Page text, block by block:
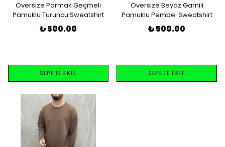
Oversize Parmak Geçmeli
Pamuklu Turuncu Sweatshirt
₺ 500.00
SEPETE EKLE
Oversize Beyaz Garnili
Pamuklu Pembe Sweatshirt
₺ 500.00
SEPETE EKLE